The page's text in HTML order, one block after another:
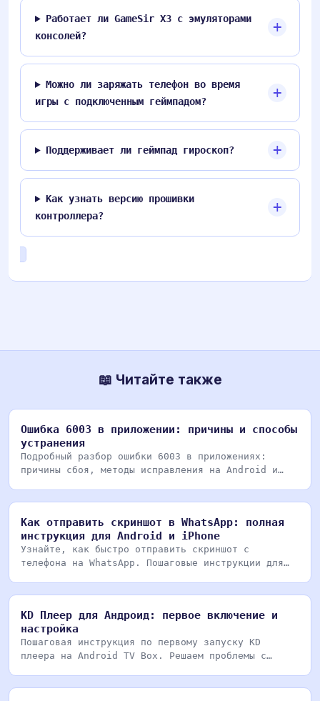
Работает ли GameSir X3 с эмуляторами
консолей?
Можно ли заряжать телефон во время
игры с подключенным геймпадом?
Поддерживает ли геймпад гироскоп?
Как узнать версию прошивки
контроллера?
📖 Читайте также
Ошибка 6003 в приложении: причины и способы
устранения
Подробный разбор ошибки 6003 в приложениях:
причины сбоя, методы исправления на Android и
Как отправить скриншот в WhatsApp: полная
инструкция для Android и iPhone
Узнайте, как быстро отправить скриншот с
телефона на WhatsApp. Пошаговые инструкции для
KD Плеер для Андроид: первое включение и
настройка
Пошаговая инструкция по первому запуску KD
плеера на Android TV Box. Решаем проблемы с